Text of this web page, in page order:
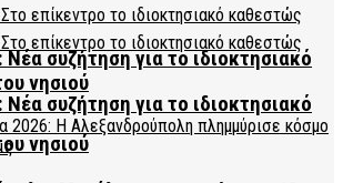
συζήτηση για το ιδιοκτησιακό
νησιού
συζήτηση για το ιδιοκτησιακό
νησιού